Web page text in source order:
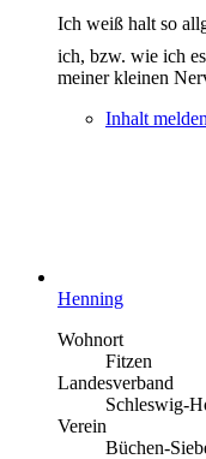
Ich weiß halt so
ich, bzw. wie ich
meiner kleinen
Inhalt melden
Henning
Wohnort
Fitzen
Landesverband
Schleswig-
Verein
Büchen-